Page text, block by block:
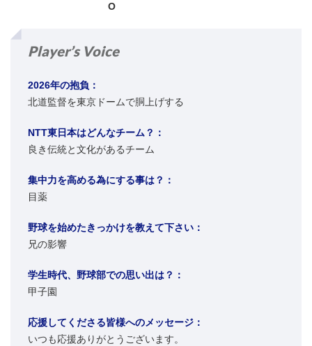
O
Player’s Voice
2026年の抱負：
北道監督を東京ドームで胴上げする
NTT東日本はどんなチーム？：
良き伝統と文化があるチーム
集中力を高める為にする事は？：
目薬
野球を始めたきっかけを教えて下さい：
兄の影響
学生時代、野球部での思い出は？：
甲子園
応援してくださる皆様へのメッセージ：
いつも応援ありがとうございます。